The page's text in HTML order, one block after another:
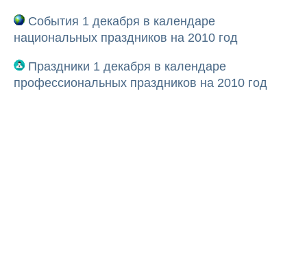
События 1 декабря в календаре
национальных праздников на 2010 год
Праздники 1 декабря в календаре
профессиональных праздников на 2010 год